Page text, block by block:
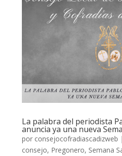
La palabra del periodista
anuncia ya una nueva
por consejocofradiascadizweb |
consejo, Pregonero, Semana